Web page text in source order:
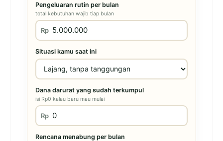
Pengeluaran rutin per bulan
total kebutuhan wajib tiap bulan
Rp
Situasi kamu saat ini
Dana darurat yang sudah terkumpul
isi Rp0 kalau baru mau mulai
Rp
Rencana menabung per bulan